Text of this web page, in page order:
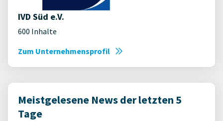
IVD Süd e.V.
600 Inhalte
Zum Unternehmensprofil
Meistgelesene News der letzten 5
Tage